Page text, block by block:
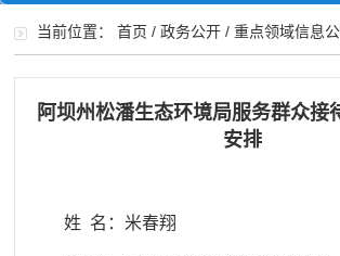
当前位置：首页 /政务公开 /重点领域信息
阿坝州松潘生态环境局服务群众接
安排
姓 名：米春翔